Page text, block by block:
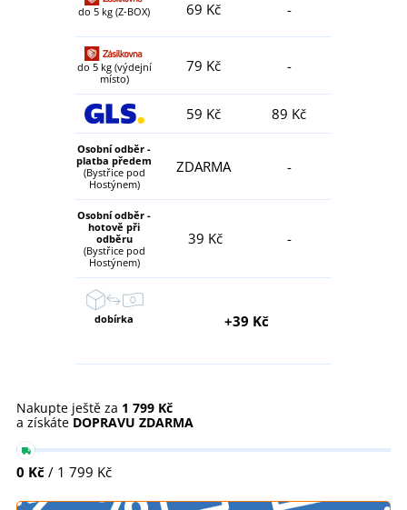
do 5 kg (Z-BOX) 69 Kč -
do 5 kg (výdejní
místo)
79 Kč -
59 Kč 89 Kč
Osobní odběr -
platba předem
(Bystřice pod
Hostýnem)
ZDARMA -
Osobní odběr -
hotově při
odběru
(Bystřice pod
Hostýnem)
39 Kč -
dobírka +39 Kč
Nakupte ještě za 1 799 Kč
a získáte DOPRAVU ZDARMA
0 Kč / 1 799 Kč